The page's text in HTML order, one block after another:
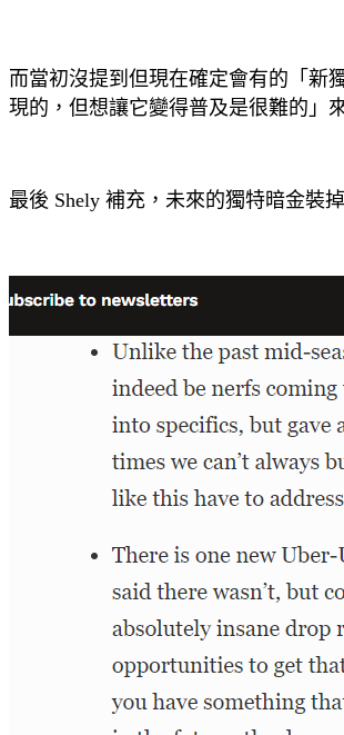
而當初沒提到但現在確定會有的「新
現的，但想讓它變得普及是很難的」
最後 Shely 補充，未來的獨特暗金裝